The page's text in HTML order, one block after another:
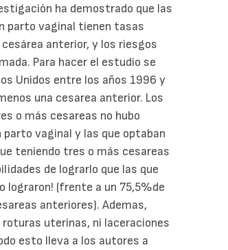
ha demostrado que las
parto vaginal tienen tasas
anterior, y los riesgos
Para hacer el estudio se
Unidos entre los años 1996 y
una cesarea anterior. Los
o más cesareas no hubo
vaginal y las que optaban
teniendo tres o más cesareas
de lograrlo que las que
lograron! (frente a un 75,5%de
anteriores). Ademas,
uterinas, ni laceraciones
esto lleva a los autores a